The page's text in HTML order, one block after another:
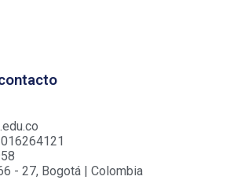
- 27, Bogotá | Colombia